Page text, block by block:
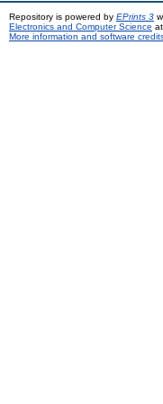
Repository is powered by EPrints 3
Electronics and Computer Science
More information and software